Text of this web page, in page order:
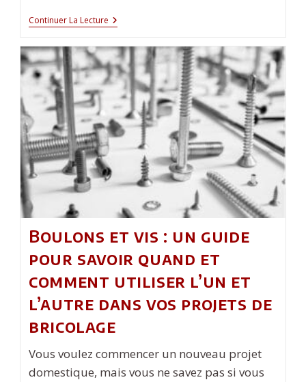
Continuer La Lecture Comment
Nettoyer
Votre
Cendrier
Intérieur
?
Boulons et vis : un guide
pour savoir quand et
comment utiliser l’un et
l’autre dans vos projets de
bricolage
Vous voulez commencer un nouveau projet
domestique, mais vous ne savez pas si vous